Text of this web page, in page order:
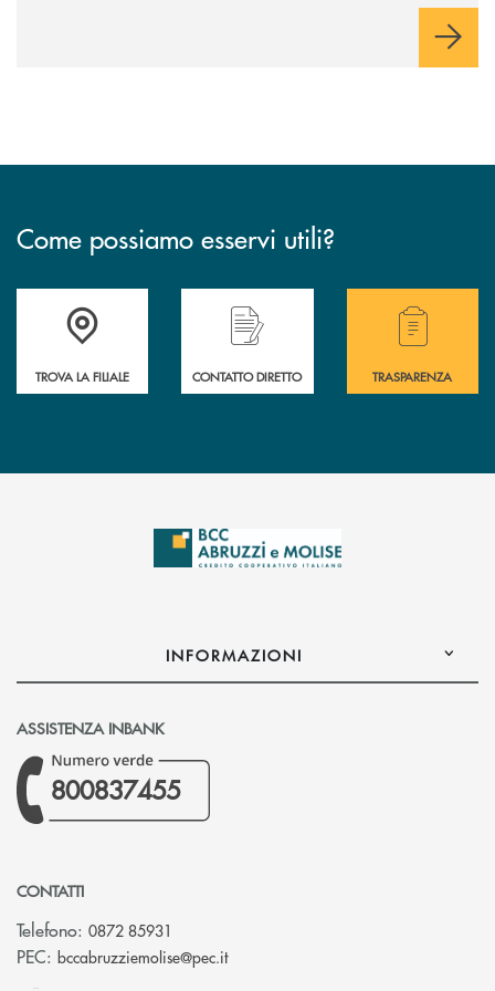
Come possiamo esservi utili?
Accedi all' elenco completo delle filiali .
TROVA LA FILIALE CONTATTO DIRETTO
Hai bisogno di
TRASPARENZA
INFORMAZIONI
ASSISTENZA INBANK
800837455
CONTATTI
Telefono: 0872 85931
PEC: bccabruzziemolise@pec.it(si apre l’app di posta elettronica)